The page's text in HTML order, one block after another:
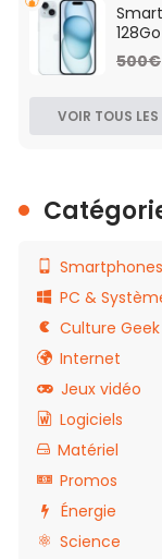
128Go
500€
VOIR TOUS
Smartphones
PC &
Culture Geek
Internet
Jeux vidéo
Logiciels
Matériel
Promos
Énergie
Science